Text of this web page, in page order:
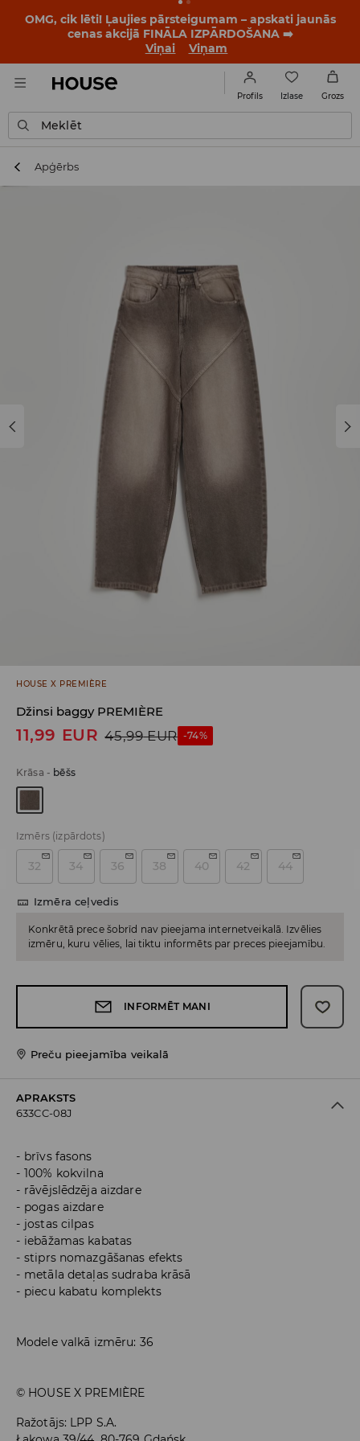
BACK TO SCHOOL📒Labākie stāsti sākas vēl pirms
pirmā zvana. Sāc jauno mācību gadu ar jaunu stilu!
Viņai
Viņam
Profils Izlase Grozs
Meklēt
Apģērbs
HOUSE X PREMIÈRE
Džinsi baggy PREMIÈRE
11,99 EUR 45,99 EUR -74%
Krāsa - bēšs
Izmērs (izpārdots)
32 34 36 38 40 42 44
Izmēra ceļvedis
Konkrētā prece šobrīd nav pieejama internetveikalā. Izvēlies
izmēru, kuru vēlies, lai tiktu informēts par preces pieejamību.
INFORMĒT MANI
Preču pieejamība veikalā
APRAKSTS
633CC-08J
brīvs fasons
100% kokvilna
rāvējslēdzēja aizdare
pogas aizdare
jostas cilpas
iebāžamas kabatas
stiprs nomazgāšanas efekts
metāla detaļas sudraba krāsā
piecu kabatu komplekts
Modele valkā izmēru: 36
© HOUSE X PREMIÈRE
Ražotājs: LPP S.A.